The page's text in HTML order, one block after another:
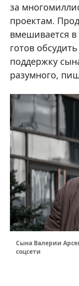
за
проектам.
вмешивается
готов
поддержку
разумного,
Сына Валерии
соцсети